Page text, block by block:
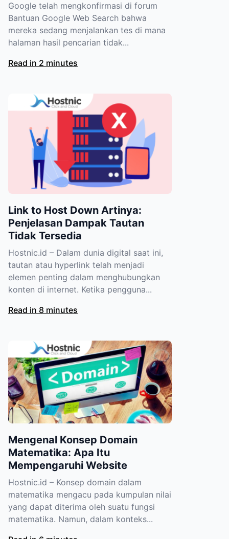
Google telah mengkonfirmasi di forum
Bantuan Google Web Search bahwa
mereka sedang menjalankan tes di mana
halaman hasil pencarian tidak...
Read in 2 minutes
Link to Host Down Artinya:
Penjelasan Dampak Tautan
Tidak Tersedia
Hostnic.id – Dalam dunia digital saat ini,
tautan atau hyperlink telah menjadi
elemen penting dalam menghubungkan
konten di internet. Ketika pengguna...
Read in 8 minutes
Mengenal Konsep Domain
Matematika: Apa Itu
Mempengaruhi Website
Hostnic.id – Konsep domain dalam
matematika mengacu pada kumpulan nilai
yang dapat diterima oleh suatu fungsi
matematika. Namun, dalam konteks...